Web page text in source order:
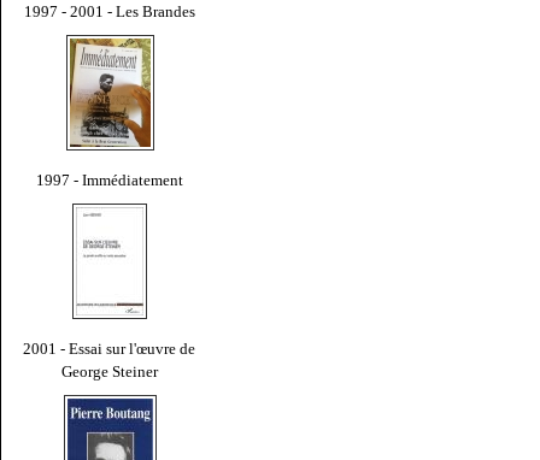
1997 - 2001 - Les Brandes
1997 - Immédiatement
2001 - Essai sur l'œuvre de
George Steiner